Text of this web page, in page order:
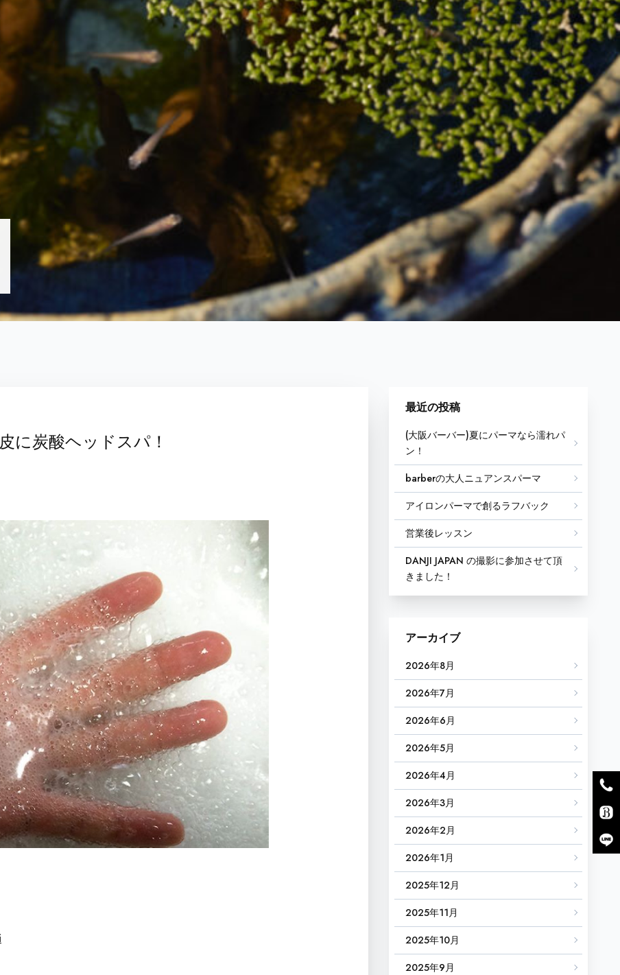
に炭酸ヘッドスパ！
最近の投稿
(大阪バーバー)夏にパーマなら濡れパ
ン！
barberの大人ニュアンスパーマ
アイロンパーマで創るラフバック
営業後レッスン
DANJI JAPAN の撮影に参加させて頂
きました！
アーカイブ
2026年8月
2026年7月
2026年6月
2026年5月
2026年4月
2026年3月
2026年2月
2026年1月
2025年12月
2025年11月
2025年10月
2025年9月